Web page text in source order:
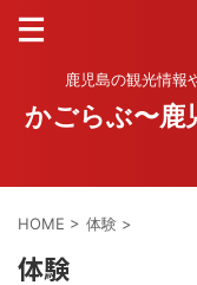
鹿児島の観光情報
かごらぶ〜鹿
HOME > 体験 >
体験